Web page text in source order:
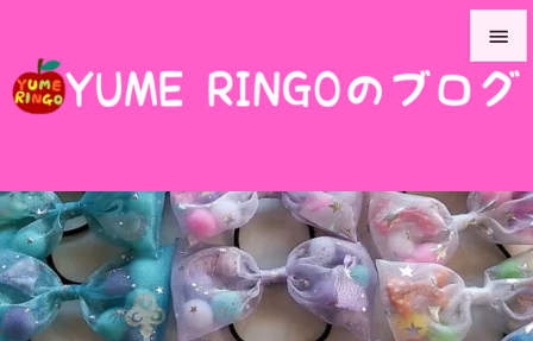



前へ

次へ